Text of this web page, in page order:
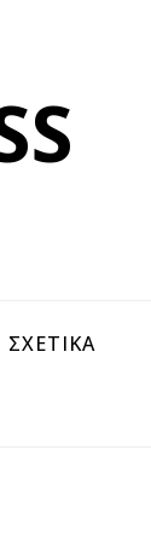
ΣΧΕΤΙΚΑ